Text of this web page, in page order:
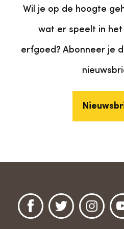
Wil je op de hoogte
wat er speelt in het
erfgoed? Abonneer je